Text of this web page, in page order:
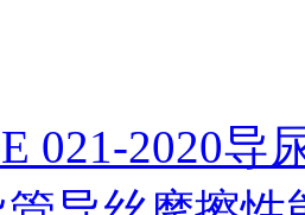
021-2020导